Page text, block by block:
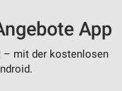
App
– mit der kostenlosen